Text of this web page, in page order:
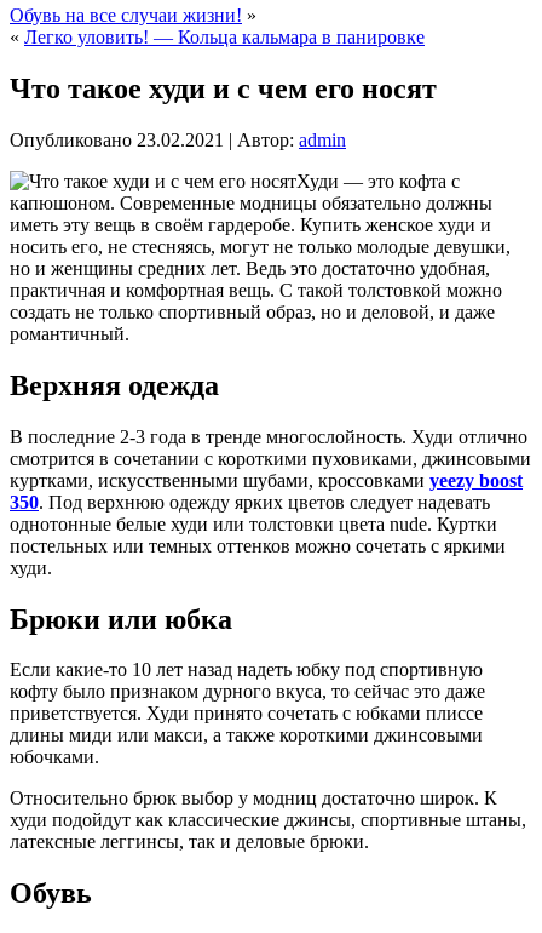
Обувь на все случаи жизни! »
« Легко уловить! — Кольца кальмара в панировке
Что такое худи и с чем его носят
Опубликовано 23.02.2021 | Автор: admin
Худи — это кофта с
капюшоном. Современные модницы обязательно должны
иметь эту вещь в своём гардеробе. Купить женское худи и
носить его, не стесняясь, могут не только молодые девушки,
но и женщины средних лет. Ведь это достаточно удобная,
практичная и комфортная вещь. С такой толстовкой можно
создать не только спортивный образ, но и деловой, и даже
романтичный.
Верхняя одежда
В последние 2-3 года в тренде многослойность. Худи отлично
смотрится в сочетании с короткими пуховиками, джинсовыми
куртками, искусственными шубами, кроссовками yeezy boost
350. Под верхнюю одежду ярких цветов следует надевать
однотонные белые худи или толстовки цвета nude. Куртки
постельных или темных оттенков можно сочетать с яркими
худи.
Брюки или юбка
Если какие-то 10 лет назад надеть юбку под спортивную
кофту было признаком дурного вкуса, то сейчас это даже
приветствуется. Худи принято сочетать с юбками плиссе
длины миди или макси, а также короткими джинсовыми
юбочками.
Относительно брюк выбор у модниц достаточно широк. К
худи подойдут как классические джинсы, спортивные штаны,
латексные леггинсы, так и деловые брюки.
Обувь